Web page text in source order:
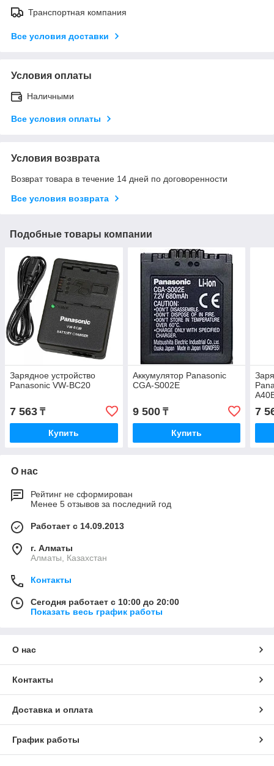
Транспортная компания
Все условия доставки
Условия оплаты
Наличными
Все условия оплаты
Условия возврата
Возврат товара в течение 14 дней по договоренности
Все условия возврата
Подобные товары компании
Зарядное устройство
Panasonic VW-BC20
7 563 ₸
Купить
Аккумулятор Panasonic
CGA-S002E
9 500₸
Купить
7
О нас
Рейтинг не сформирован
Менее 5 отзывов за последний год
Работает с 14.09.2013
г. Алматы
Алматы, Казахстан
Контакты
Сегодня работает с 10:00 до 20:00
Показать весь график работы
О нас
Контакты
Доставка и оплата
График работы